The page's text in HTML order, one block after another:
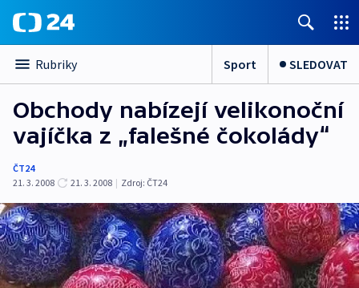
Rubriky Sport SLEDOVAT
Obchody nabízejí velikonoční
vajíčka z „falešné čokolády“
ČT24
21. 3. 2008
21. 3. 2008 | Zdroj: ČT24